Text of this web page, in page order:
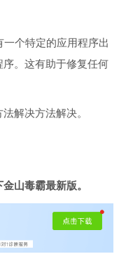
个特定的应用程序出
。这有助于修复任何
解决方法解决。
山毒霸最新版。